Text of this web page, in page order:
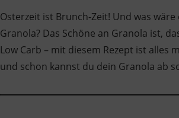
Osterzeit ist Brunch-Zeit! Und was
Granola? Das Schöne an Granola ist,
Low Carb – mit diesem Rezept ist alles
und schon kannst du dein Granola ab